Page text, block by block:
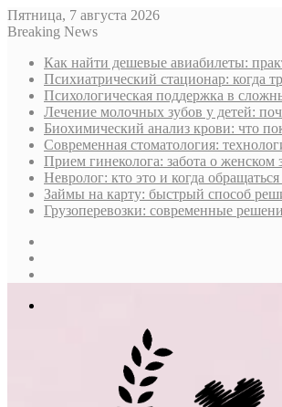
Пятница, 7 августа 2026
Breaking News
Как найти дешевые авиабилеты:
Психиатрический стационар: когда
Психологическая поддержка в
Лечение молочных зубов у детей:
Биохимический анализ крови: что
Современная стоматология:
Прием гинеколога: забота о
Невролог: кто это и когда
Займы на карту: быстрый способ
Грузоперевозки: современные